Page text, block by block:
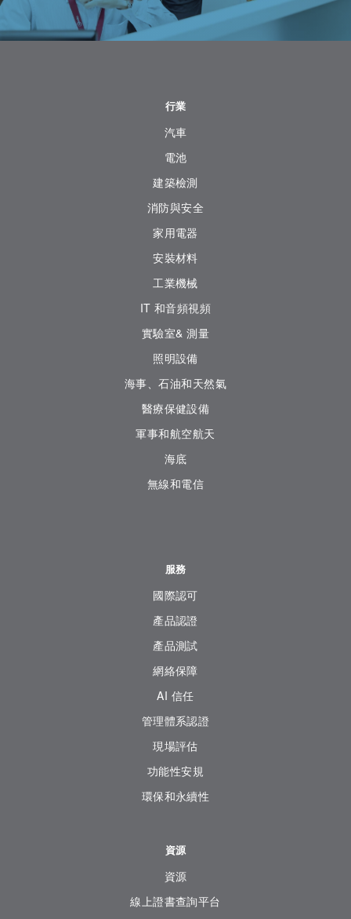
行業
汽車
電池
建築檢測
消防與安全
家用電器
安裝材料
工業機械
IT 和音頻視頻
實驗室& 測量
照明設備
海事、石油和天然氣
醫療保健設備
軍事和航空航天
海底
無線和電信
服務
國際認可
產品認證
產品測試
網絡保障
AI 信任
管理體系認證
現場評估
功能性安規
環保和永續性
資源
資源
線上證書查詢平台